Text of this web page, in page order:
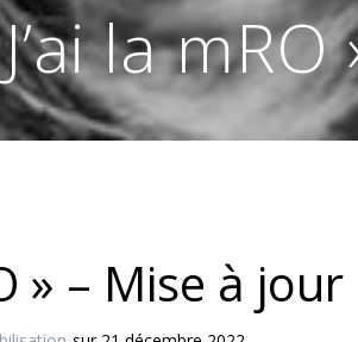
la
» – Mise à jour